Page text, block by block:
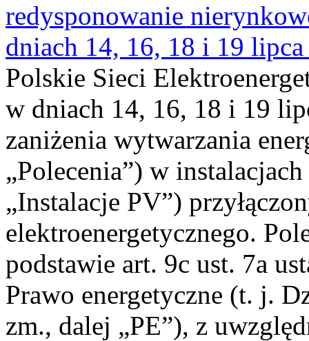
redysponowanie
dniach 14, 16, 18 i 19
Polskie Sieci
w dniach 14, 16, 18 i 19
zaniżenia wytwarzania
„Polecenia”) w
„Instalacje PV”)
elektroenergetycznego.
podstawie art. 9c ust. 7a
Prawo energetyczne (t. j.
zm., dalej „PE”), z